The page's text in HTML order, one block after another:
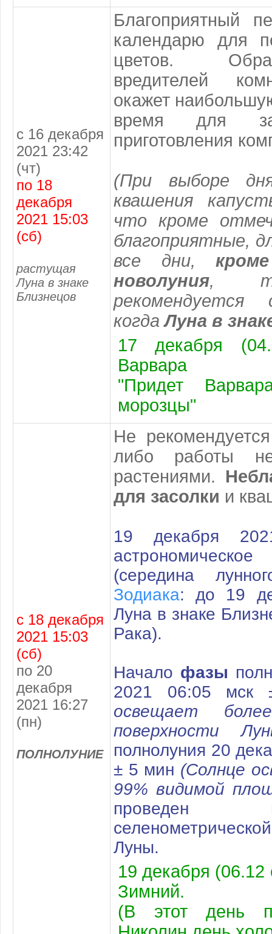
с 16 декабря
2021 23:42
(чт)
по 18
декабря
2021 15:03
(сб)
растущая
Луна в знаке
Близнецов
Благоприятный
календарю для
цветов.
вредителей
окажет
время для
приготовления
(При выборе
квашения
что кроме
благоприятные,
все дни, кроме
новолуния,
рекомендуется
когдаЛуна в
17 декабря
Варвара
"Придет
морозцы"
с 18 декабря
2021 15:03
(сб)
по 20
декабря
2021 16:27
(пн)
ПОЛНОЛУНИЕ
Не
либо работы
растениями.
для засолки и
19 декабря
(середина
Зодиака: до 19
Луна в знаке
Рака).
Начало фазы
2021 06:05
освещает
поверхности
полнолуния 20
± 5 мин (Солнце
99% видимой
проведен
Луны.
19 декабря (06.12
Зимний.
(В этот день